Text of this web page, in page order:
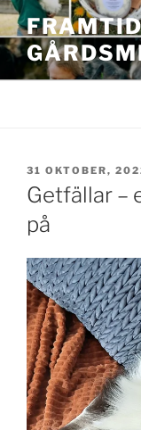
Hoppa
till
innehåll
PUBLICERAT
31 OKTOBER,
Getfällar –
på